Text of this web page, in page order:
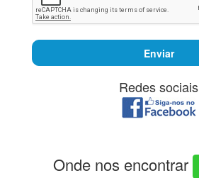
Enviar
Redes sociais
Onde nos encontrar